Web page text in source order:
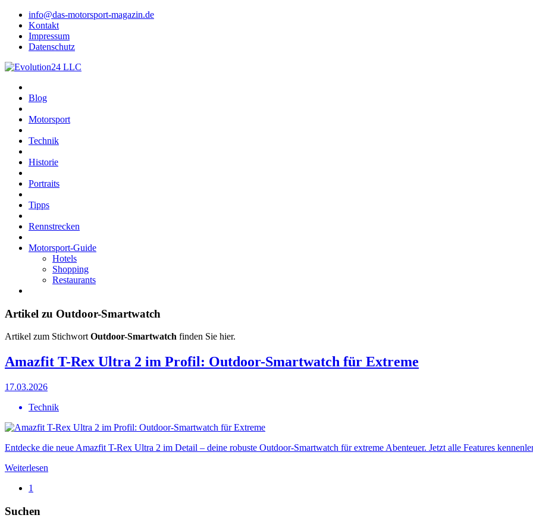
info@das-motorsport-magazin.de
Kontakt
Impressum
Datenschutz
Blog
Motorsport
Technik
Historie
Portraits
Tipps
Rennstrecken
Motorsport-Guide
Hotels
Shopping
Restaurants
Artikel zu Outdoor-Smartwatch
Artikel zum StichwortOutdoor-Smartwatch finden Sie hier.
Amazfit T-Rex Ultra 2 im Profil: Outdoor-Smartwatch für Extreme
17.03.2026
Technik
Entdecke die neue Amazfit T-Rex Ultra 2 im Detail – deine robuste Outdoor-Smartwatch für extreme Abenteuer. Jetzt alle Features
Weiterlesen
1
Suchen